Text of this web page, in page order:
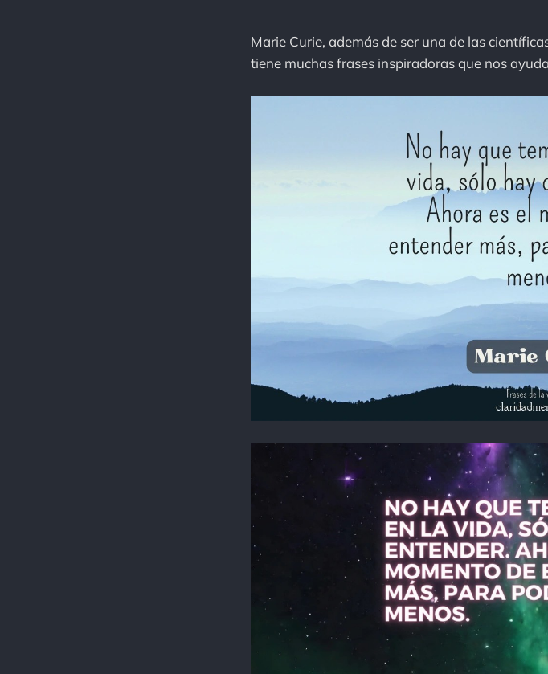
Marie Curie, además de ser una de las
tiene muchas frases inspiradoras que nos